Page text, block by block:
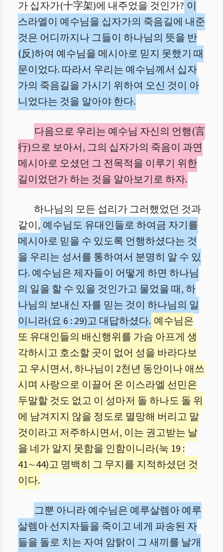
가 십자가(十字架)에 내주었을 것인가? 이
스라엘이 예수님을 십자가의 죽음길에 내준
것은 어디까지나 그들이 하나님의 뜻을 반
(反)하여 예수님을 메시아로 믿지 못했기 때
문이었다. 따라서 우리는 예수님께서 십자
가의 죽음길을 가시기 위하여 오신 것이 아
니었다는 것을 알아야 한다.
다음으로 우리는 예수님 자신의 언행(言
行)으로 보아서, 그의 십자가의 죽음이 과연
메시아로 오셨던 그 전목적을 이루기 위한
길이었던가 하는 것을 알아보기로 하자.
하나님의 모든 섭리가 그러했었던 것과
같이, 예수님도 유대인들로 하여금 자기를
메시아로 믿을 수 있도록 언행하셨다는 것
을 우리는 성서를 통하여서 분명히 알 수 있
다. 예수님은 제자들이 어떻게 하면 하나님
의 일을 할 수 있을 것인가고 물었을 때, 하
나님의 보내신 자를 믿는 것이 하나님의 일
이니라(요 6 : 29)고 대답하셨다. 예수님은
또 유대인들의 배신행위를 가슴 아프게 생
각하시고 호소할 곳이 없어 성을 바라다보
고 우시면서, 하나님이 2천년 동안이나 애쓰
시며 사랑으로 이끌어 온 이스라엘 선민은
두말할 것도 없고 이 성마저 돌 하나도 돌 위
에 남겨지지 않을 정도로 멸망해 버리고 말
것이라고 저주하시면서, 이는 권고받는 날
을 네가 알지 못함을 인함이니라(눅 19 :
41∼44)고 명백히 그 무지를 지적하셨던 것
이다.
그뿐 아니라 예수님은 예루살렘아 예루
살렘아 선지자들을 죽이고 네게 파송된 자
들을 돌로 치는 자여 암탉이 그 새끼를 날개